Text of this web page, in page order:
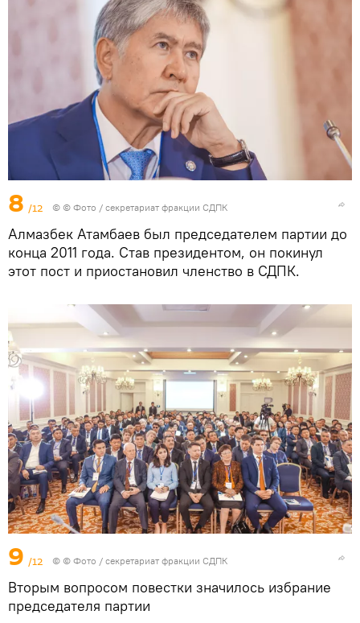
8 /12 © © Фото / секретариат фракции СДПК
Алмазбек Атамбаев был председателем партии до
конца 2011 года. Став президентом, он покинул
этот пост и приостановил членство в СДПК.
9 /12 © © Фото / секретариат фракции СДПК
Вторым вопросом повестки значилось избрание
председателя партии